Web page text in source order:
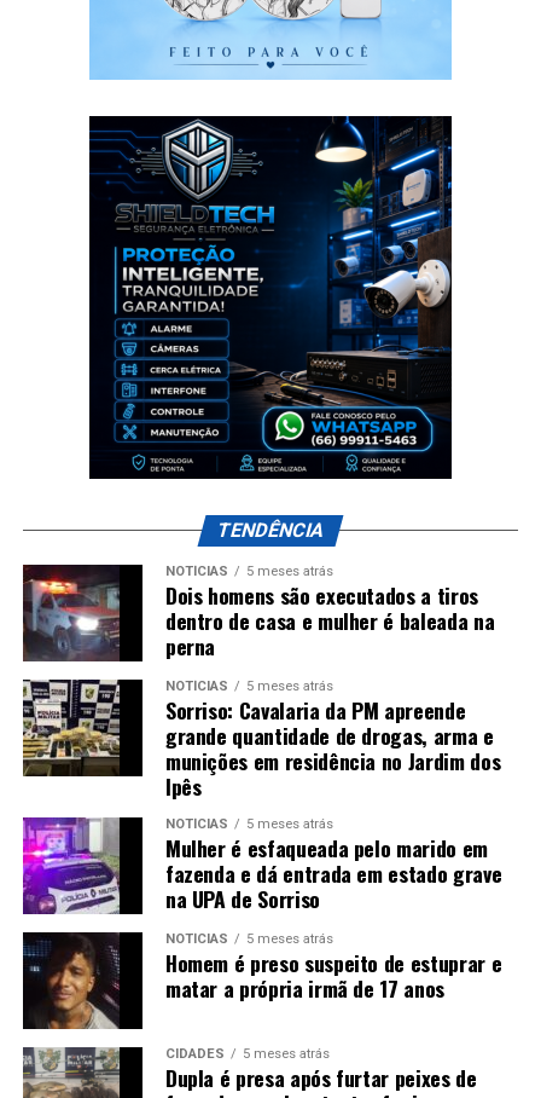
TENDÊNCIA
NOTÍCIAS 5 meses atrás
Dois homens são executados a tiros
dentro de casa e mulher é baleada na
perna
NOTÍCIAS 5 meses atrás
Sorriso: Cavalaria da PM apreende
grande quantidade de drogas, arma e
munições em residência no Jardim dos
Ipês
NOTÍCIAS 5 meses atrás
Mulher é esfaqueada pelo marido em
fazenda e dá entrada em estado grave
na UPA de Sorriso
NOTÍCIAS 5 meses atrás
Homem é preso suspeito de estuprar e
matar a própria irmã de 17 anos
CIDADES 5 meses atrás
Dupla é presa após furtar peixes de